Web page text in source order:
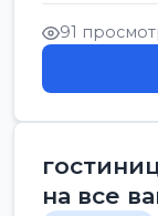
91
на все